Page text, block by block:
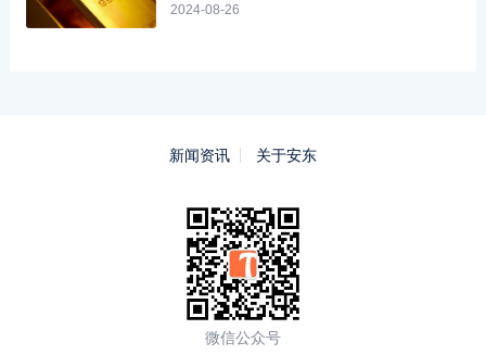
2024-08-26
新闻资讯 关于安东
微信公众号